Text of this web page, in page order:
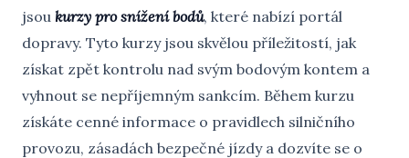
jsou kurzy pro snížení bodů, které nabízí portál
dopravy. Tyto kurzy jsou skvělou příležitostí, jak
získat zpět kontrolu nad svým bodovým kontem a
vyhnout se nepříjemným sankcím. Během kurzu
získáte cenné informace o pravidlech silničního
provozu, zásadách bezpečné jízdy a dozvíte se o